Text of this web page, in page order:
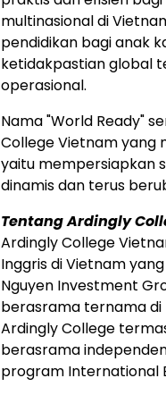
multinasional di
pendidikan bagi anak
ketidakpastian global
operasional.
Nama "World Ready"
College Vietnam yang
yaitu mempersiapkan
dinamis dan terus
Tentang Ardingly
Ardingly College
Inggris di Vietnam
Nguyen Investment
berasrama ternama di
Ardingly College
berasrama
program International